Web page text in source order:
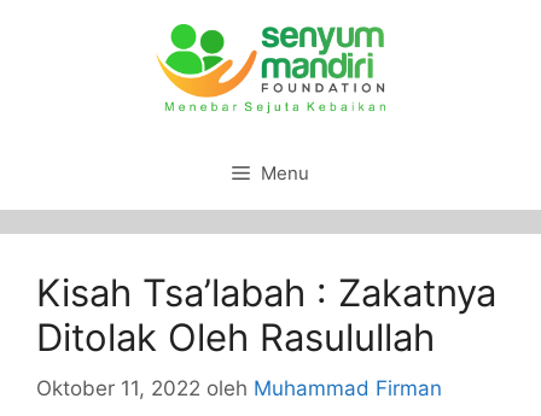
Menu
Kisah Tsa’labah : Zakatnya
Ditolak Oleh Rasulullah
Oktober 11, 2022 oleh Muhammad Firman